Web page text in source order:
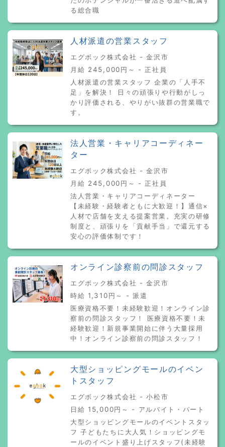
る総合職
人材派遣の営業スタッフ
エグボック株式会社 - 金沢市
月給 245,000円～ - 正社員
人材派遣の営業スタッフ 企業の「人手不
足」を解決！ 日々の頑張りや行動がしっ
かり評価される、やりがい抜群の営業職で
す。
法人営業・キャリアコーディネー
ター
エグボック株式会社 - 金沢市
月給 245,000円～ - 正社員
法人営業・キャリアコーディネーター
【未経験・経験者ともに大歓迎！】通信×
人材で店舗を支える提案営業。充実の研修
制度と、頑張りを「貢献手当」で還元する
安心の評価体制です！
オンライン診察前の問診スタッフ
エグボック株式会社 - 金沢市
時給 1,310円～ - 派遣
医療資格不要！未経験歓迎！オンライン診
察前の問診スタッフ！ 医療資格不要！未
経験歓迎！新規事業開始に伴う大量採用
中！オンライン診察前の問診スタッフ！
大型ショッピングモールのイベン
トスタッフ
エグボック株式会社 - 小松市
日給 15,000円～ - アルバイト・パート
大型ショッピングモールのイベントスタッ
フ 子どもたちに大人気！ショッピングモ
ールのイベント盛り上げスタッフ(未経験